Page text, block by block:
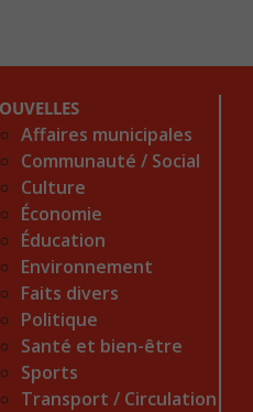
Affaires municipales
Communauté / Social
Culture
Économie
Éducation
Environnement
Faits divers
Politique
Santé et bien-être
Sports
Transport / Circulation